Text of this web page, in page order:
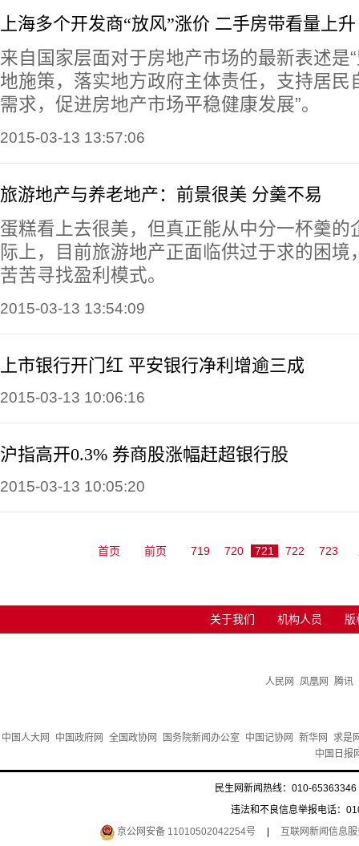
上海多个开发商“放风”涨价 二手房带看量上升
来自国家层面对于房地产市场的最新表述是
地施策，落实地方政府主体责任，支持居民
需求，促进房地产市场平稳健康发展”。
2015-03-13 13:57:06
旅游地产与养老地产：前景很美 分羹不易
蛋糕看上去很美，但真正能从中分一杯羹的
际上，目前旅游地产正面临供过于求的困境
苦苦寻找盈利模式。
2015-03-13 13:54:09
上市银行开门红 平安银行净利增逾三成
2015-03-13 10:06:16
沪指高开0.3% 券商股涨幅赶超银行股
2015-03-13 10:05:20
首页 前页 719 720 721 722 723
关于我们 机构人员 版
人民网 凤凰网 腾讯
中国人大网 中国政府网 全国政协网 国务院新闻办公室 中国记协网 新华网
求是
中国日报
民生网新闻热线：010-
违法和不良信息举报电话：
京公网安备 11010502042254号
互联网新闻信息